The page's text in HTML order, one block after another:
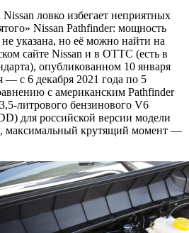
ловко избегает неприятных
Nissan Pathfinder: мощность
не указана, но её можно найти на
сайте Nissan и в ОТТС (есть в
опубликованном 10 января
— с 6 декабря 2021 года по 5
с американским Pathfinder
литрового бензинового V6
для российской версии модели
максимальный крутящий момент —